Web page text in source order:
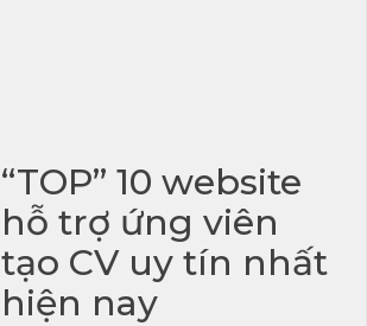
“TOP” 10 website
hỗ trợ ứng viên
tạo CV uy tín nhất
hiện nay